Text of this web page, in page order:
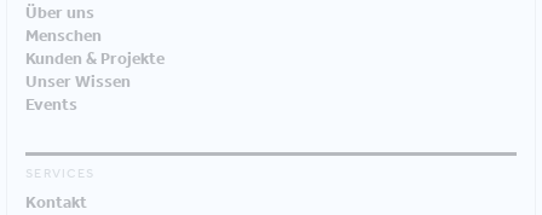
Über uns
Menschen
Kunden & Projekte
Unser Wissen
Events
SERVICES
Kontakt